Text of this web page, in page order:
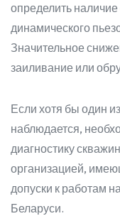
определить
динамического
Значительное
заиливание или
Если хотя бы один
наблюдается,
диагностику
организацией,
допуски к работам
Беларуси.